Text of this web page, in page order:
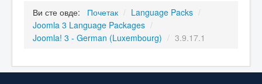
Ви сте овде: Почетак / Language Packs /
Joomla 3 Language Packages /
Joomla! 3 - German (Luxembourg) / 3.9.17.1